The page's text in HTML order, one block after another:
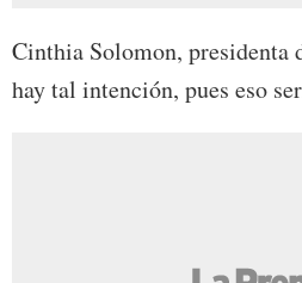
Cinthia Solomon, presidenta
hay tal intención, pues eso